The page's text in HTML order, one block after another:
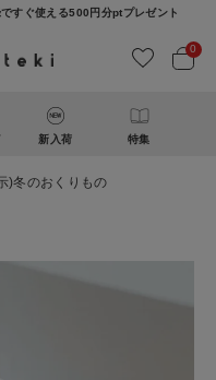
すぐ使える500円分ptプレゼント
0
新入荷 特集
)冬のおくりもの